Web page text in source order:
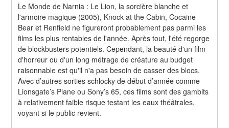
Le Monde de Narnia : Le Lion, la sorcière blanche et
l'armoire magique (2005), Knock at the Cabin, Cocaine
Bear et Renfield ne figureront probablement pas parmi les
films les plus rentables de l'année. Après tout, l'été regorge
de blockbusters potentiels. Cependant, la beauté d'un film
d'horreur ou d'un long métrage de créature au budget
raisonnable est qu'il n'a pas besoin de casser des blocs.
Avec d’autres sorties schlocky de début d’année comme
Lionsgate’s Plane ou Sony’s 65, ces films sont des gambits
à relativement faible risque testant les eaux théâtrales,
voyant si le public revient.